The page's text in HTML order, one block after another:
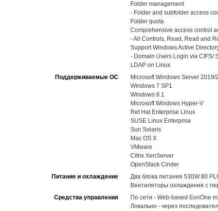
Folder management
- Folder and subfolder access
Folder quota
Comprehensive access control
- All Controls, Read, Read and
Support Windows Active
- Domain Users Login via CIFS/
LDAP on Linux
Поддерживаемые ОС
Microsoft Windows Server
Windows 7 SP1
Windows 8.1
Microsoft Windows Hyper-V
Ret Hat Enterprise Linux
SUSE Linux Enterprise
Sun Solaris
Mac OS X
VMware
Citrix XenServer
OpenStack Cinder
Питание и охлаждение
Два блока питания 530W 80
Вентиляторы охлаждения с
Средства управления
По сети - Web-based EonOne
Локально - через